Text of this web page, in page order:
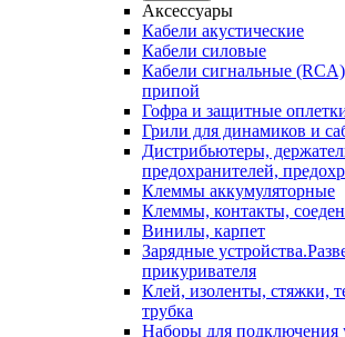
Аксессуары
Кабели акустические
Кабели силовые
Кабели сигнальные
припой
Гофра и защитные
Грили для динамиков и
Дистрибьютеры,
предохранителей,
Клеммы аккумуляторные
Клеммы, контакты,
Винилы, карпет
Зарядные
прикуривателя
Клей, изоленты, стяжки,
трубка
Наборы для подключения